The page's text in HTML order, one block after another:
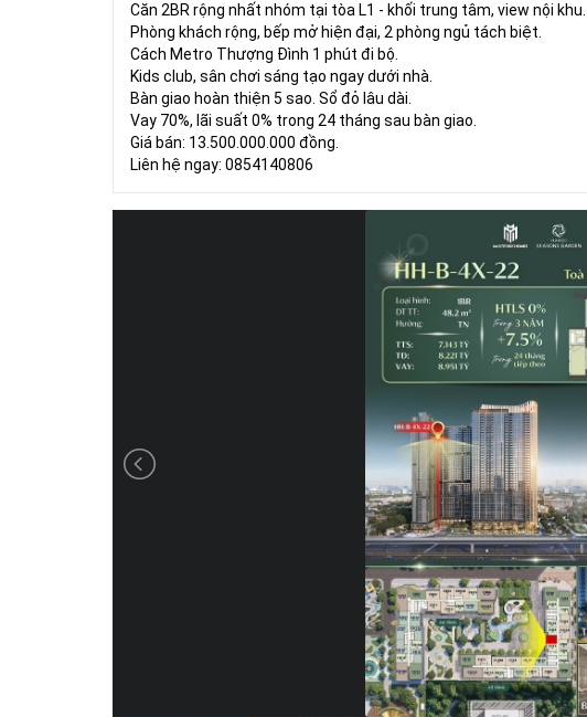
Căn 2BR rộng nhất nhóm tại tòa L1 - khối trung tâm, view nội khu.
Phòng khách rộng, bếp mở hiện đại, 2 phòng ngủ tách biệt.
Cách Metro Thượng Đình 1 phút đi bộ.
Kids club, sân chơi sáng tạo ngay dưới nhà.
Bàn giao hoàn thiện 5 sao. Sổ đỏ lâu dài.
Vay 70%, lãi suất 0% trong 24 tháng sau bàn giao.
Giá bán: 13.500.000.000 đồng.
Liên hệ ngay: 0854140806